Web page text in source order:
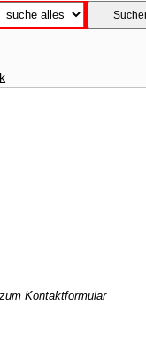
zum Kontaktformular